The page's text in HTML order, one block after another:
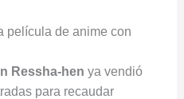
película de anime con
Ressha-hen ya vendió
para recaudar